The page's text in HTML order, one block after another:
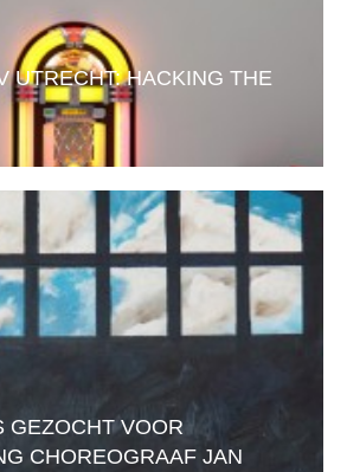
UTRECHT: HACKING THE
GEZOCHT VOOR
CHOREOGRAAF JAN